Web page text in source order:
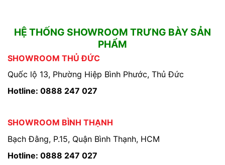
HỆ THỐNG SHOWROOM TRƯNG BÀY SẢN
PHẨM
SHOWROOM THỦ ĐỨC
Quốc lộ 13, Phường Hiệp Bình Phước, Thủ Đức
Hotline: 0888 247 027
SHOWROOM BÌNH THẠNH
Bạch Đằng, P.15, Quận Bình Thạnh, HCM
Hotline: 0888 247 027